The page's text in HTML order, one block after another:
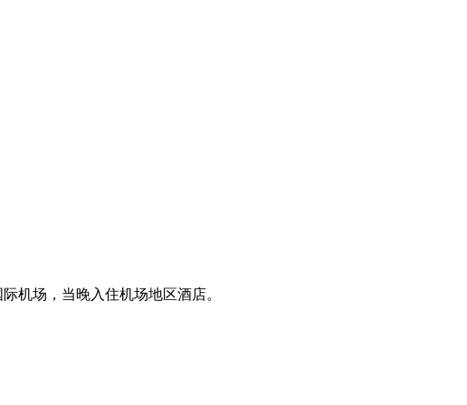
机场，当晚入住机场地区酒店。